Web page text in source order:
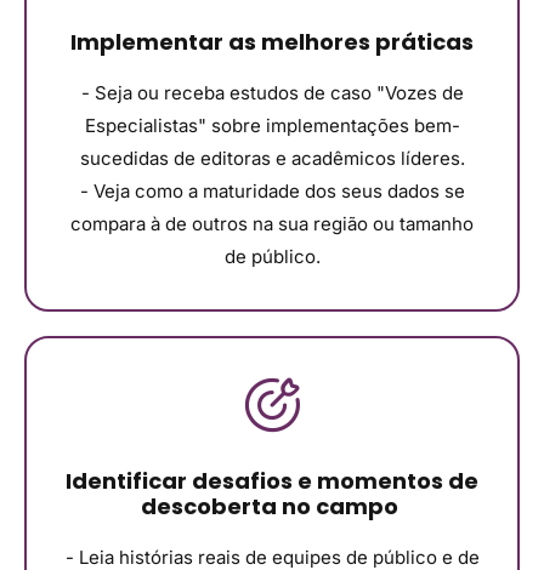
Implementar as melhores práticas
- Seja ou receba estudos de caso "Vozes de
Especialistas" sobre implementações bem-
sucedidas de editoras e acadêmicos líderes.
- Veja como a maturidade dos seus dados se
compara à de outros na sua região ou tamanho
de público.
Identificar desafios e momentos de
descoberta no campo
- Leia histórias reais de equipes de público e de